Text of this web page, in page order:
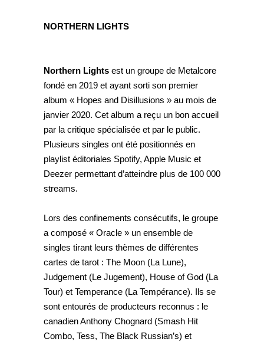
NORTHERN LIGHTS
Northern Lights est un groupe de Metalcore
fondé en 2019 et ayant sorti son premier
album « Hopes and Disillusions » au mois de
janvier 2020. Cet album a reçu un bon accueil
par la critique spécialisée et par le public.
Plusieurs singles ont été positionnés en
playlist éditoriales Spotify, Apple Music et
Deezer permettant d’atteindre plus de 100 000
streams.
Lors des confinements consécutifs, le groupe
a composé « Oracle » un ensemble de
singles tirant leurs thèmes de différentes
cartes de tarot : The Moon (La Lune),
Judgement (Le Jugement), House of God (La
Tour) et Temperance (La Tempérance). Ils se
sont entourés de producteurs reconnus : le
canadien Anthony Chognard (Smash Hit
Combo, Tess, The Black Russian’s) et